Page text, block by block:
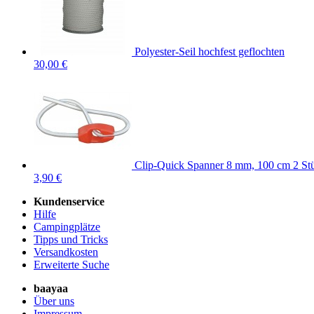
Polyester-Seil hochfest geflochten
30,00 €
Clip-Quick Spanner 8 mm, 100 cm 2
3,90 €
Kundenservice
Hilfe
Campingplätze
Tipps und Tricks
Versandkosten
Erweiterte Suche
baayaa
Über uns